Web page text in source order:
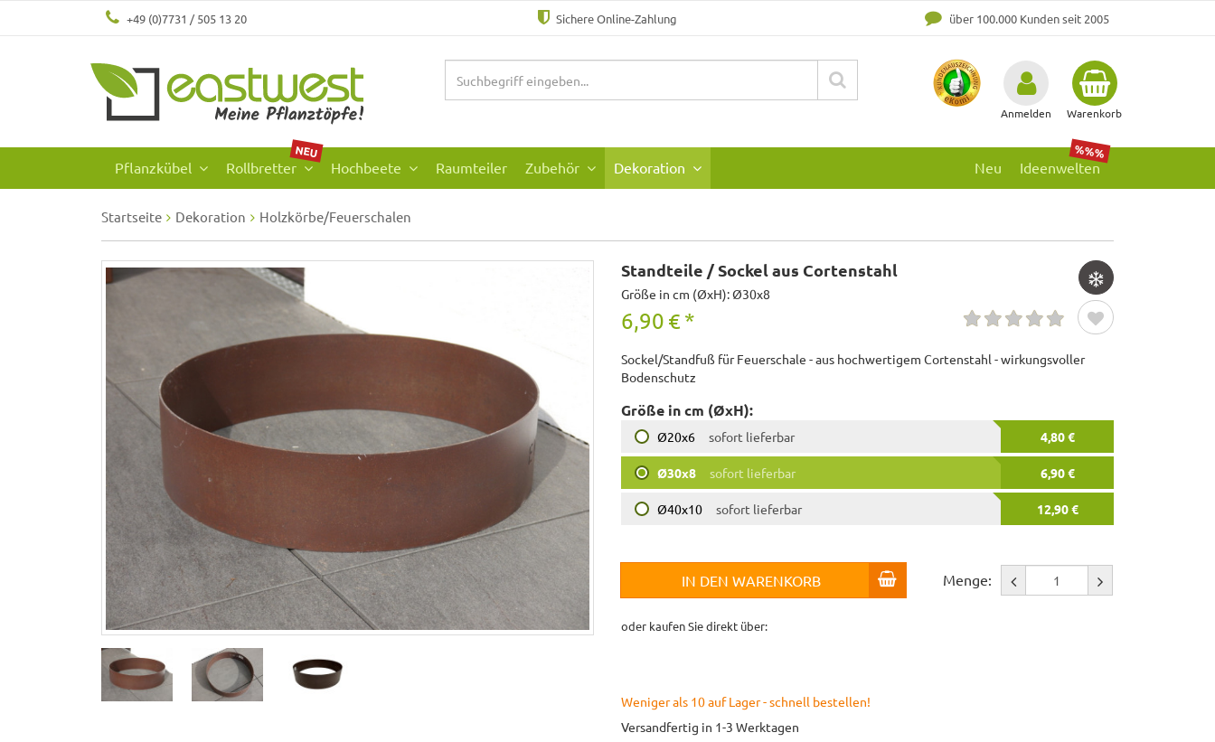
+49 (0)7731 / 505 13 20 Sichere Online-Zahlung über 100.000 Kunden seit 2005
Anmelden Warenkorb
Pflanzkübel Rollbretter
NEU
Hochbeete Raumteiler Zubehör Dekoration Ideenwelten
%%%
Neu
Startseite Dekoration Holzkörbe/Feuerschalen
Standteile / Sockel aus Cortenstahl
Größe in cm (ØxH): Ø30x8
6,90 € *
Sockel/Standfuß für Feuerschale - aus hochwertigem Cortenstahl - wirkungsvoller
Bodenschutz
Größe in cm (ØxH):
Ø20x6 4,80 €
sofort lieferbar
Ø30x8 6,90 €
sofort lieferbar
Ø40x10 12,90 €
sofort lieferbar
IN DEN WARENKORB Menge:
oder kaufen Sie direkt über:
Weniger als 10 auf Lager - schnell bestellen!
Versandfertig in 1-3 Werktagen